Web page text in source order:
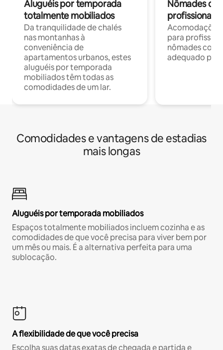
Aluguéis por temporada
totalmente mobiliados
Da tranquilidade de chalés
nas montanhas à
conveniência de
apartamentos urbanos, estes
aluguéis por temporada
mobiliados têm todas as
comodidades de um lar.
Nômades
profissionais
para
nômades com
adequado
Comodidades e vantagens de estadias
mais longas
Aluguéis por temporada mobiliados
Espaços totalmente mobiliados incluem cozinha e as
comodidades de que você precisa para viver bem por
um mês ou mais. É a alternativa perfeita para uma
sublocação.
A flexibilidade de que você precisa